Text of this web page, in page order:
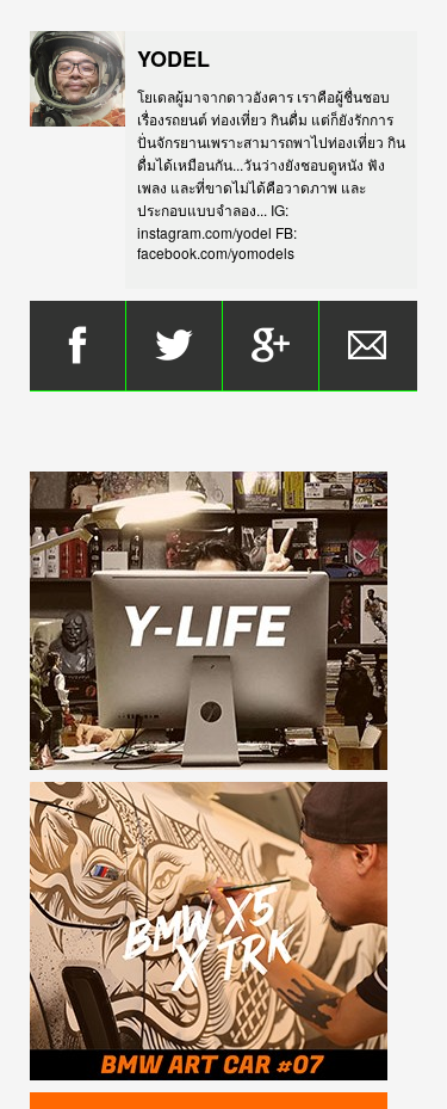
YODEL
โยเดลผู้มาจากดาวอังคาร เราคือผู้ชื่นชอบ
เรื่องรถยนต์ ท่องเที่ยว กินดื่ม แต่ก็ยังรักการ
ปั่นจักรยานเพราะสามารถพาไปท่องเที่ยว กิน
ดื่มได้เหมือนกัน...วันว่างยังชอบดูหนัง ฟัง
เพลง และที่ขาดไม่ได้คือวาดภาพ และ
ประกอบแบบจำลอง... IG:
instagram.com/yodel FB:
facebook.com/yomodels